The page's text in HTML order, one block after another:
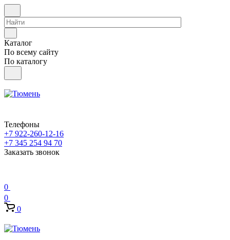
Каталог
По всему сайту
По каталогу
Телефоны
+7 922-260-12-16
+7 345 254 94 70
Заказать звонок
0
0
0